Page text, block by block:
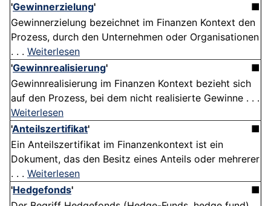
'Gewinnerzielung'
■
Gewinnerzielung bezeichnet im Finanzen Kontext den
Prozess, durch den Unternehmen oder Organisationen
. . . Weiterlesen
'Gewinnrealisierung'
■
Gewinnrealisierung im Finanzen Kontext bezieht sich
auf den Prozess, bei dem nicht realisierte Gewinne . . .
Weiterlesen
'Anteilszertifikat'
■
Ein Anteilszertifikat im Finanzenkontext ist ein
Dokument, das den Besitz eines Anteils oder mehrerer
. . . Weiterlesen
'Hedgefonds'
■